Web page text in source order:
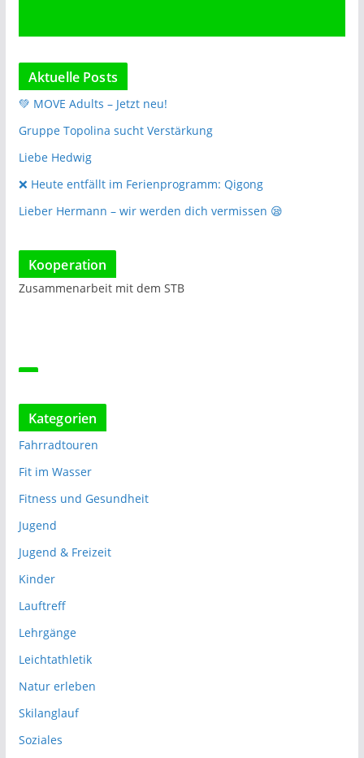
Aktuelle Posts
💚 MOVE Adults – Jetzt neu!
Gruppe Topolina sucht Verstärkung
Liebe Hedwig
❌️ Heute entfällt im Ferienprogramm: Qigong
Lieber Hermann – wir werden dich vermissen 😪
Kooperation
Zusammenarbeit mit dem STB
Kategorien
Fahrradtouren
Fit im Wasser
Fitness und Gesundheit
Jugend
Jugend & Freizeit
Kinder
Lauftreff
Lehrgänge
Leichtathletik
Natur erleben
Skilanglauf
Soziales